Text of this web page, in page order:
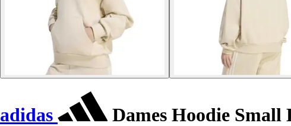
adidas Dames Hoodie Small